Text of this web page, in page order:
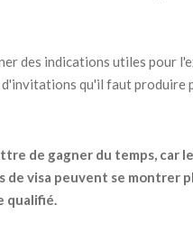
des indications utiles pour
qu'il faut produire
de gagner du temps, car
de visa peuvent se montrer
qualifié.